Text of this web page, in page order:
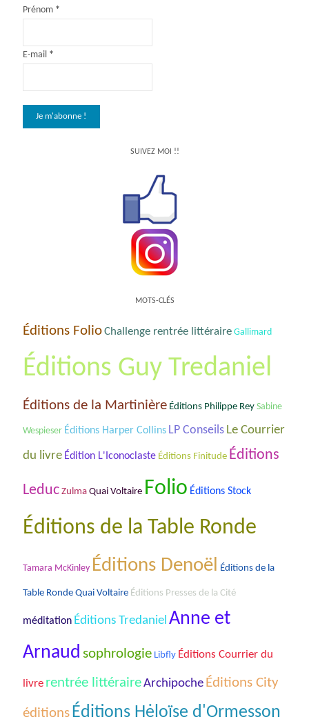
Prénom *
E-mail *
SUIVEZ MOI !!
MOTS-CLÉS
Éditions FolioChallenge rentrée littéraire Gallimard
Éditions Guy Tredaniel
Éditions de la Martinière Éditions Philippe Rey Sabine
Wespieser Éditions Harper Collins LP Conseils Le Courrier
du livre Édition L'Iconoclaste Éditions Finitude Éditions
Leduc Zulma Quai Voltaire Folio Éditions Stock
Éditions de la Table Ronde
Tamara McKinley Éditions Denoël Éditions de la
Table Ronde Quai Voltaire Éditions Presses de la Cité
méditation Éditions Tredaniel Anne et
Arnaud sophrologie Libfly Éditions Courrier du
livre rentrée littéraireArchipoche Éditions City
éditions Éditions Hėloïse d'Ormesson